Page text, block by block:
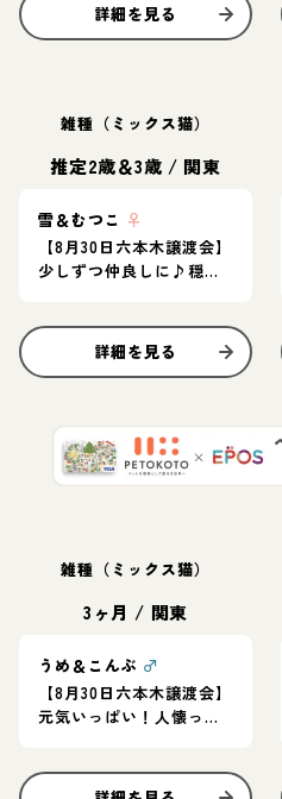
詳細を見る
雑種（ミックス猫）
推定2歳＆3歳 / 関東
雪＆むつこ ♀
【8月30日六本木譲渡会】
少しずつ仲良しに♪穏や
詳細を見る
雑種（ミックス猫）
3ヶ月 / 関東
うめ＆こんぶ ♂
【8月30日六本木譲渡会】
元気いっぱい！人懐っこ